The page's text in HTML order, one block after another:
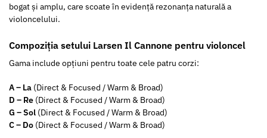
bogat și amplu, care scoate în evidență rezonanța naturală a
violoncelului.
Compoziția setului Larsen Il Cannone pentru violoncel
Gama include opțiuni pentru toate cele patru corzi:
A – La (Direct & Focused / Warm & Broad)
D – Re (Direct & Focused / Warm & Broad)
G – Sol (Direct & Focused / Warm & Broad)
C – Do (Direct & Focused / Warm & Broad)